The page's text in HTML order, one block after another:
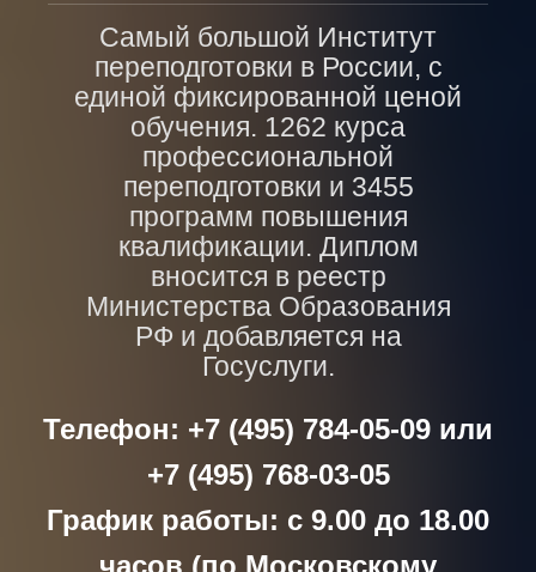
Самый большой Институт
переподготовки в России, с
единой фиксированной ценой
обучения. 1262 курса
профессиональной
переподготовки и 3455
программ повышения
квалификации. Диплом
вносится в реестр
Министерства Образования
РФ и добавляется на
Госуслуги.
Телефон: +7 (495) 784-05-09 или
+7 (495) 768-03-05
График работы: с 9.00 до 18.00